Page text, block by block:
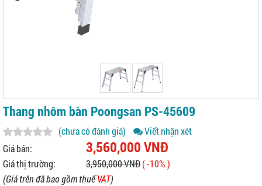
Thang nhôm bàn Poongsan PS-45609
(chưa có đánh giá)
Viết nhận xét
Giá bán:
3,560,000 VNĐ
Giá thị trường: 3,950,000 VNĐ( -10% )
(Giá trên đã bao gồm thuếVAT)